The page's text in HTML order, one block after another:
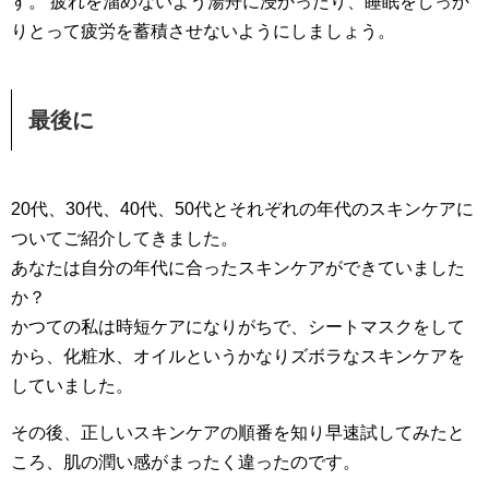
りとって疲労を蓄積させないようにしましょう。
最後に
20代、30代、40代、50代とそれぞれの年代のスキンケアに
ついてご紹介してきました。
あなたは自分の年代に合ったスキンケアができていました
か？
かつての私は時短ケアになりがちで、シートマスクをして
から、化粧水、オイルというかなりズボラなスキンケアを
していました。
その後、正しいスキンケアの順番を知り早速試してみたと
ころ、肌の潤い感がまったく違ったのです。